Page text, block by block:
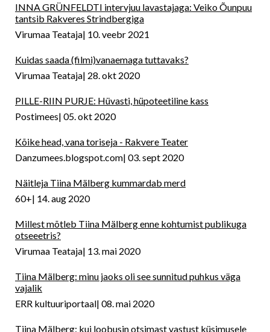
INNA GRÜNFELDTI intervjuu lavastajaga: Veiko Õunpuu
tantsib Rakveres Strindbergiga
Virumaa Teataja 10. veebr 2021
Kuidas saada (filmi)vanaemaga tuttavaks?
Virumaa Teataja 28. okt 2020
PILLE-RIIN PURJE: Hüvasti, hüpoteetiline kass
Postimees 05. okt 2020
Kõike head, vana toriseja - Rakvere Teater
Danzumees.blogspot.com 03. sept 2020
Näitleja Tiina Mälberg kummardab merd
60+ 14. aug 2020
Millest mõtleb Tiina Mälberg enne kohtumist publikuga
otseeetris?
Virumaa Teataja 13. mai 2020
Tiina Mälberg: minu jaoks oli see sunnitud puhkus väga
vajalik
ERR kultuuriportaal 08. mai 2020
Tiina Mälberg: kui loobusin otsimast vastust küsimusele